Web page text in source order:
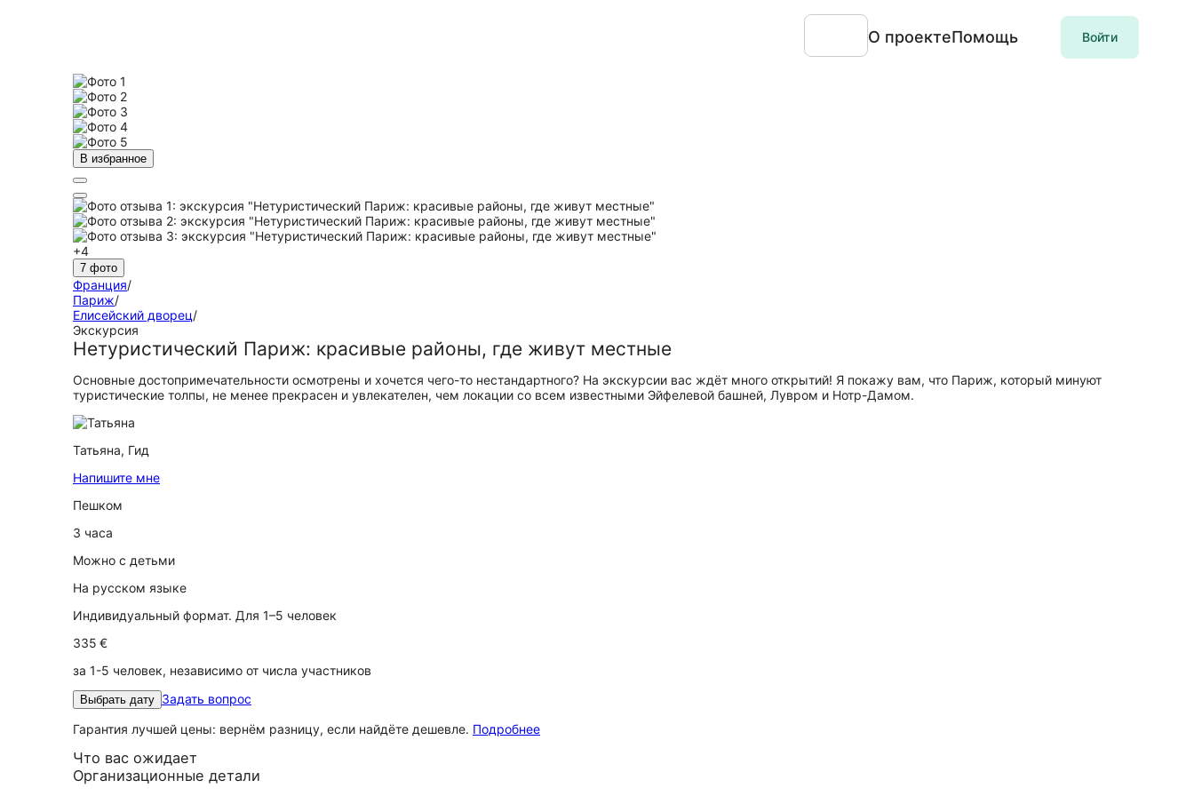
О проектеПомощь Войти
В избранное
+4
7 фото
Франция/
Париж/
Елисейский дворец/
Экскурсия
Нетуристический Париж: красивые районы, где живут местные
Основные достопримечательности осмотрены и хочется чего-то нестандартного? На экскурсии вас ждёт много открытий! Я покажу вам, что Париж, который минуют
туристические толпы, не менее прекрасен и увлекателен, чем локации со всем известными Эйфелевой башней, Лувром и Нотр-Дамом.
Татьяна, Гид
Напишите мне
Пешком
3 часа
Можно с детьми
На русском языке
Индивидуальный формат. Для 1–5 человек
335 €
за 1-5 человек, независимо от числа участников
Выбрать дату Задать вопрос
Гарантия лучшей цены: вернём разницу, если найдёте дешевле. Подробнее
Что вас ожидает
Организационные детали